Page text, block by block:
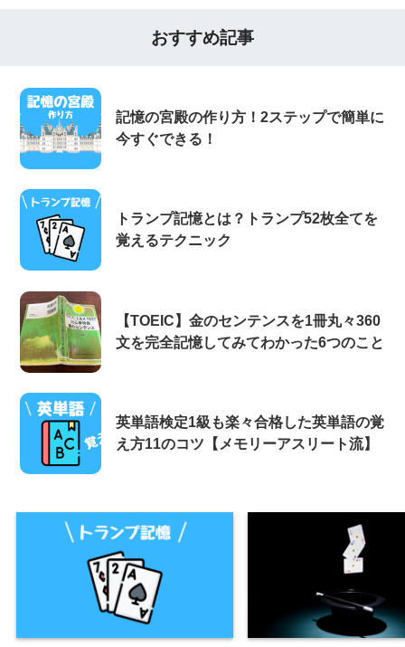
おすすめ記事
記憶の宮殿の作り方！2ステップで簡単に
今すぐできる！
トランプ記憶とは？トランプ52枚全てを
覚えるテクニック
【TOEIC】金のセンテンスを1冊丸々360
文を完全記憶してみてわかった6つのこと
英単語検定1級も楽々合格した英単語の覚
え方11のコツ【メモリーアスリート流】